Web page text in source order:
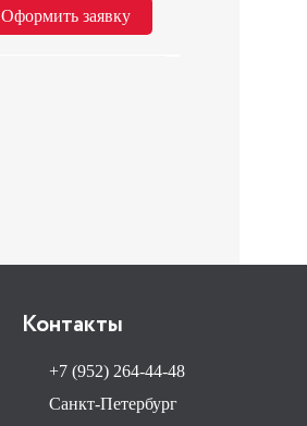
Оформить заявку
Контакты
+7 (952) 264-44-48
Санкт-Петербург